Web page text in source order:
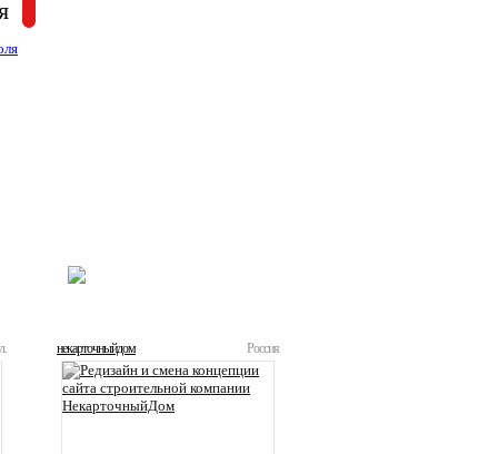
некарточныйдом Россия